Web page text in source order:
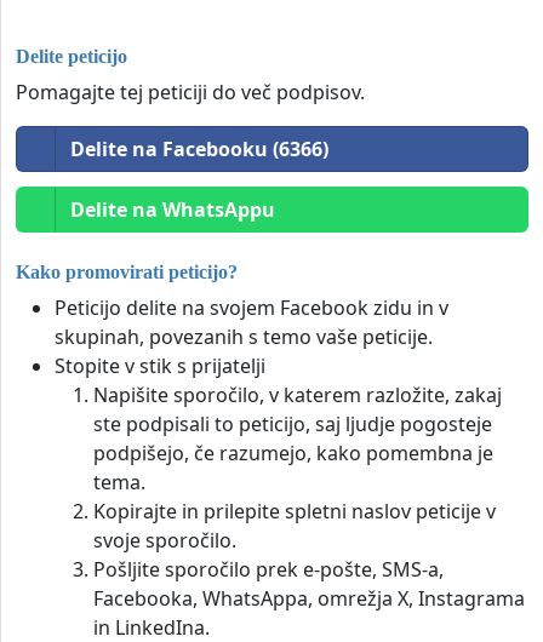
Delite peticijo
Pomagajte tej peticiji do več podpisov.
Delite na Facebooku (6366)
Delite na WhatsAppu
Kako promovirati peticijo?
Peticijo delite na svojem Facebook zidu in v
skupinah, povezanih s temo vaše peticije.
Stopite v stik s prijatelji
Napišite sporočilo, v katerem razložite, zakaj
ste podpisali to peticijo, saj ljudje pogosteje
podpišejo, če razumejo, kako pomembna je
tema.
Kopirajte in prilepite spletni naslov peticije v
svoje sporočilo.
Pošljite sporočilo prek e-pošte, SMS-a,
Facebooka, WhatsAppa, omrežja X, Instagrama
in LinkedIna.